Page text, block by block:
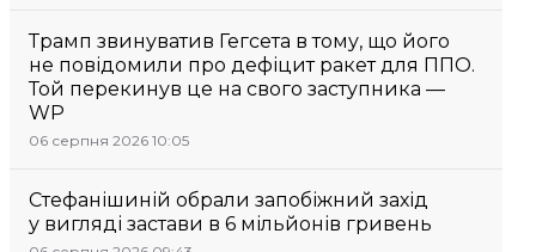
Трамп звинуватив Гегсета в тому, що його
не повідомили про дефіцит ракет для ППО.
Той перекинув це на свого заступника —
WP
06 серпня 2026 10:05
Стефанішиній обрали запобіжний захід
у вигляді застави в 6 мільйонів гривень